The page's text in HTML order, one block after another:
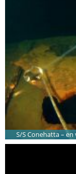
S/S Conehatta –